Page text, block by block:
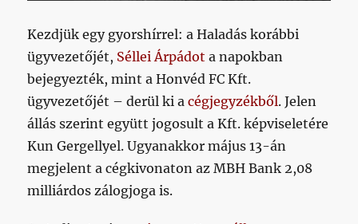
Kezdjük egy gyorshírrel: a Haladás korábbi
ügyvezetőjét, Séllei Árpádot a napokban
bejegyezték, mint a Honvéd FC Kft.
ügyvezetőjét – derül ki acégjegyzékből. Jelen
állás szerint együtt jogosult a Kft. képviseletére
Kun Gergellyel. Ugyanakkor május 13-án
megjelent a cégkivonaton az MBH Bank 2,08
milliárdos zálogjoga is.